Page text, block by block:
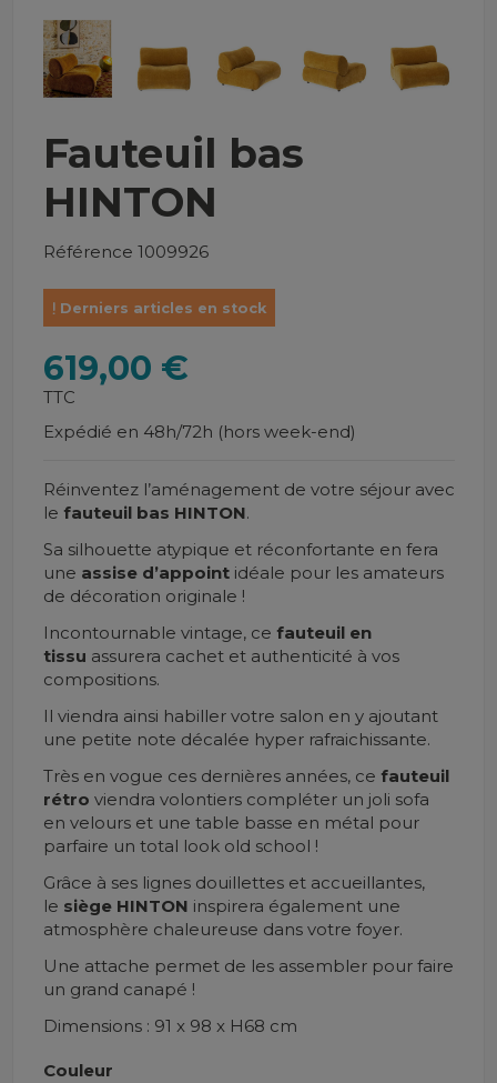
Fauteuil bas
HINTON
Référence 1009926
Derniers articles en stock
619,00 €
TTC
Expédié en 48h/72h (hors week-end)
Réinventez l’aménagement de votre séjour avec
le fauteuil bas HINTON.
Sa silhouette atypique et réconfortante en fera
une assise d’appointidéale pour les amateurs
de décoration originale !
Incontournable vintage, ce fauteuil en
tissu assurera cachet et authenticité à vos
compositions.
Il viendra ainsi habiller votre salon en y ajoutant
une petite note décalée hyper rafraichissante.
Très en vogue ces dernières années, ce fauteuil
rétro viendra volontiers compléter un joli sofa
en velours et une table basse en métal pour
parfaire un total look old school !
Grâce à ses lignes douillettes et accueillantes,
le siège HINTON inspirera également une
atmosphère chaleureuse dans votre foyer.
Une attache permet de les assembler pour faire
un grand canapé !
Dimensions : 91 x 98 x H68 cm
Couleur